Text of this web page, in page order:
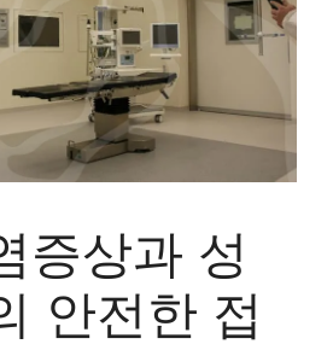
증상과 성
안전한 접